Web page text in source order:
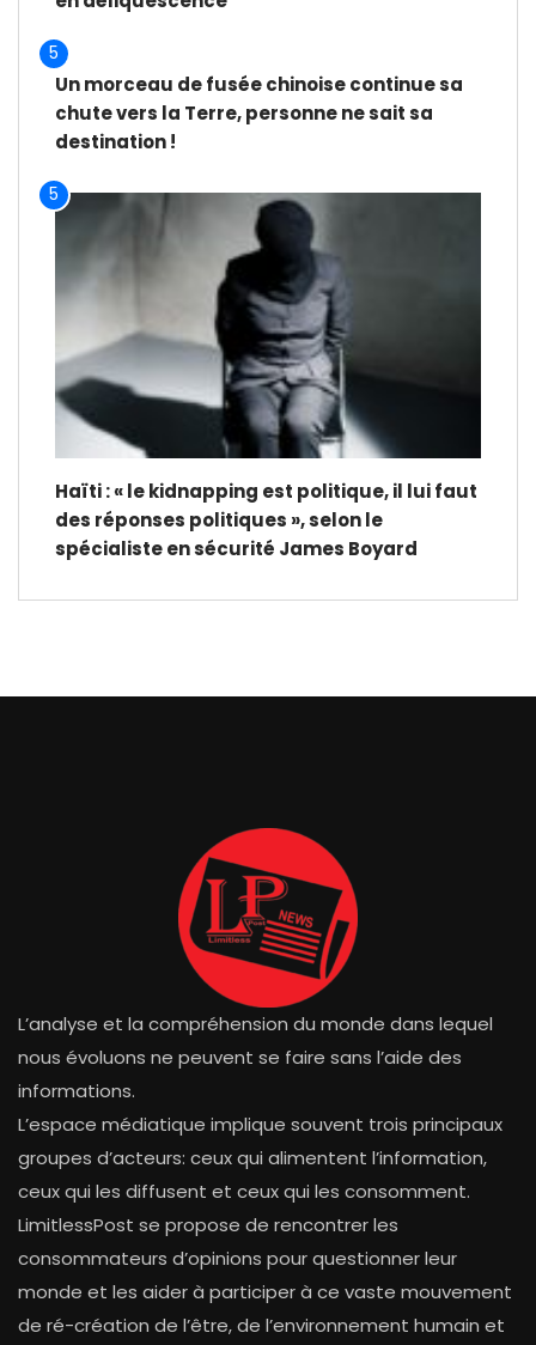
5
Un morceau de fusée chinoise continue sa
chute vers la Terre, personne ne sait sa
destination !
5
Haïti : « le kidnapping est politique, il lui faut
des réponses politiques », selon le
spécialiste en sécurité James Boyard
L’analyse et la compréhension du monde dans lequel
nous évoluons ne peuvent se faire sans l’aide des
informations.
L’espace médiatique implique souvent trois principaux
groupes d’acteurs: ceux qui alimentent l’information,
ceux qui les diffusent et ceux qui les consomment.
LimitlessPost se propose de rencontrer les
consommateurs d’opinions pour questionner leur
monde et les aider à participer à ce vaste mouvement
de ré-création de l’être, de l’environnement humain et